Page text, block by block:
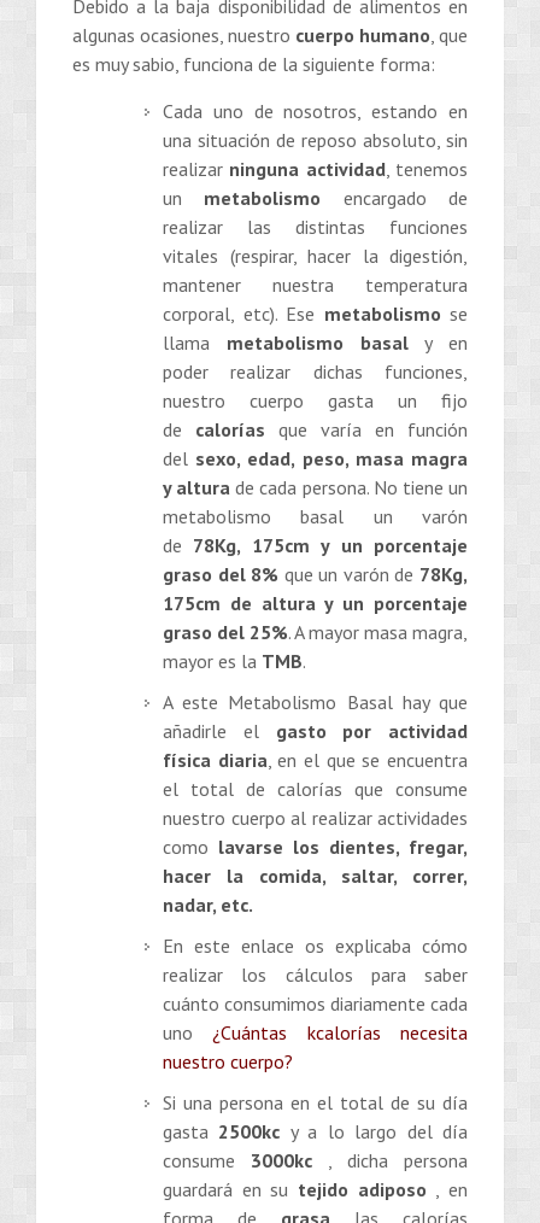
Debido a la baja disponibilidad de alimentos en
algunas ocasiones, nuestro cuerpo humano , que
es muy sabio, funciona de la siguiente forma:
Cada uno de nosotros, estando en
una situación de reposo absoluto, sin
realizar ninguna actividad, tenemos
un metabolismo encargado de
realizar las distintas funciones
vitales (respirar, hacer la digestión,
mantener nuestra temperatura
corporal, etc). Ese metabolismo se
llama metabolismo basaly en
poder realizar dichas funciones,
nuestro cuerpo gasta un fijo
de calorías que varía en función
del sexo, edad, peso, masa magra
y alturade cada persona. No tiene un
metabolismo basal un varón
de 78Kg, 175cm y un porcentaje
graso del 8% que un varón de 78Kg,
175cm de altura y un porcentaje
graso del 25%. A mayor masa magra,
mayor es la TMB.
A este Metabolismo Basal hay que
añadirle el gasto por actividad
física diaria , en el que se encuentra
el total de calorías que consume
nuestro cuerpo al realizar actividades
como lavarse los dientes, fregar,
hacer la comida, saltar, correr,
nadar, etc.
En este enlace os explicaba cómo
realizar los cálculos para saber
cuánto consumimos diariamente cada
uno ¿Cuántas kcalorías necesita
nuestro cuerpo?
Si una persona en el total de su día
gasta 2500kc y a lo largo del día
consume 3000kc , dicha persona
guardará en su tejido adiposo , en
forma de grasa las calorías